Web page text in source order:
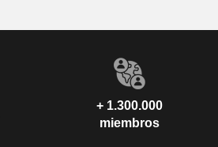
+ 1.300.000
miembros